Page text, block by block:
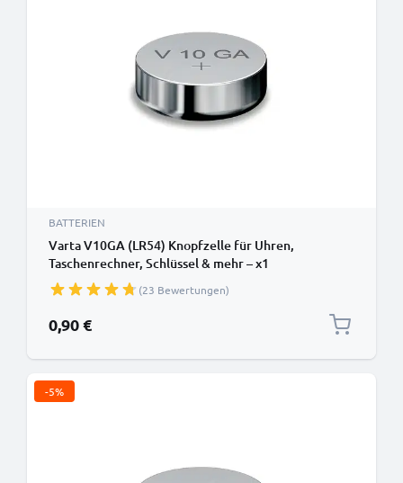
BATTERIEN
Varta V10GA (LR54) Knopfzelle für Uhren,
Taschenrechner, Schlüssel & mehr – x1
(23 Bewertungen)
0,90 €
-5%